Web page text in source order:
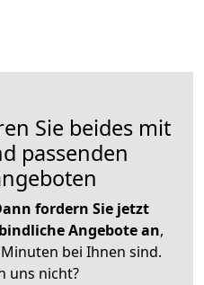
Sie beides mit
passenden
fordern Sie jetzt
Angebote an,
bei Ihnen sind.
uns nicht?